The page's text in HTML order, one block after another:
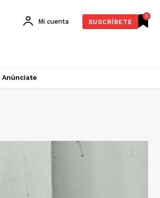
0
Mi cuenta SUSCRÍBETE
Anúnciate